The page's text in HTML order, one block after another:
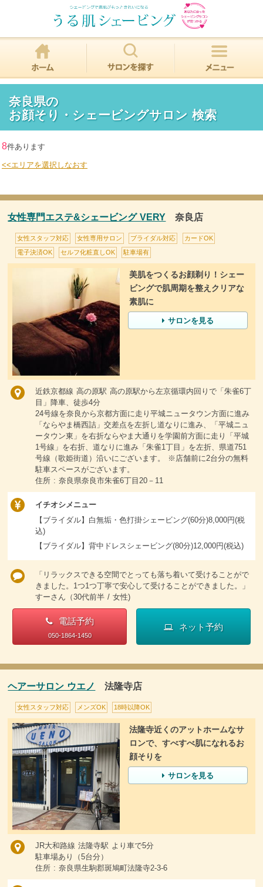
奈良県の
お顔そり・シェービングサロン 検索
8件あります
<<エリアを選択しなおす
女性専門エステ&シェービング VERY 奈良店
女性スタッフ対応 女性専用サロン ブライダル対応 カードOK
電子決済OK セルフ化粧直しOK 駐車場有
美肌をつくるお顔剃り！シェー
ビングで肌周期を整えクリアな
素肌に
サロンを見る
近鉄京都線 高の原駅 高の原駅から左京循環内回りで「朱雀6丁
目」降車、徒歩4分
24号線を奈良から京都方面に走り平城ニュータウン方面に進み
「ならやま橋西詰」交差点を左折し道なりに進み、「平城ニュ
ータウン東」を右折ならやま大通りを学園前方面に走り「平城
1号線」を右折、道なりに進み「朱雀1丁目」を左折、県道751
号線（歌姫街道）沿いにございます。 ※店舗前に2台分の無料
駐車スペースがございます。
住所 : 奈良県奈良市朱雀6丁目20－11
イチオシメニュー
【ブライダル】白無垢・色打掛シェービング(60分)8,000円(税
込)
【ブライダル】背中ドレスシェービング(80分)12,000円(税込)
「リラックスできる空間でとっても落ち着いて受けることがで
きました。1つ1つ丁寧で安心して受けることができました。」
すーさん（30代前半 / 女性)
電話予約
050-1864-1450
ネット予約
ヘアーサロン ウエノ 法隆寺店
女性スタッフ対応 メンズOK 18時以降OK
法隆寺近くのアットホームなサ
ロンで、すべすべ肌になれるお
顔そりを
サロンを見る
JR大和路線 法隆寺駅 より車で5分
駐車場あり（5台分）
住所 : 奈良県生駒郡斑鳩町法隆寺2-3-6